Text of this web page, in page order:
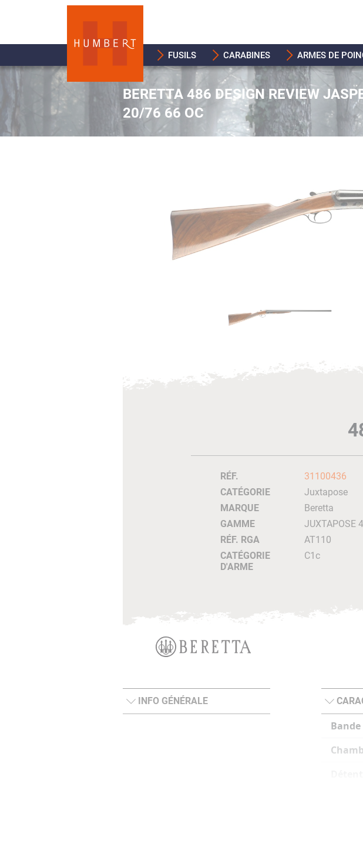
FUSILS CARABINES ARMES DE
BERETTA 486 DESIGN REVIEW
20/76 66 OC
RÉF.
31100436
CATÉGORIE
Juxtapose
MARQUE
Beretta
GAMME
JUXTAPOSE
RÉF. RGA
AT110
CATÉGORIE
D'ARME
C1c
INFO GÉNÉRALE
Bande